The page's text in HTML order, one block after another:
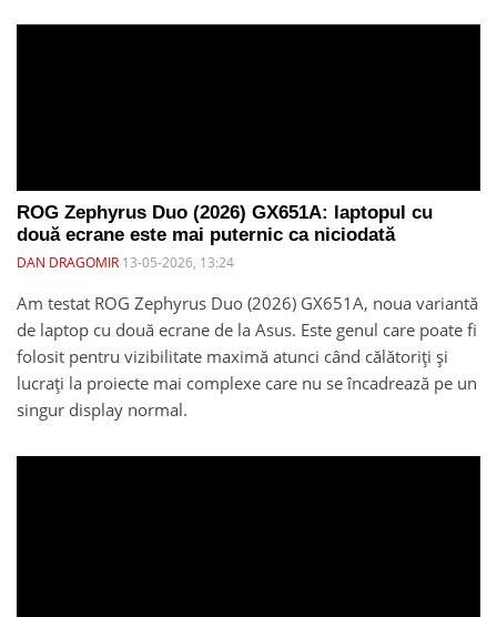
ROG Zephyrus Duo (2026) GX651A: laptopul cu
două ecrane este mai puternic ca niciodată
DAN DRAGOMIR 13-05-2026, 13:24
Am testat ROG Zephyrus Duo (2026) GX651A, noua variantă
de laptop cu două ecrane de la Asus. Este genul care poate fi
folosit pentru vizibilitate maximă atunci când călătoriți și
lucrați la proiecte mai complexe care nu se încadrează pe un
singur display normal.